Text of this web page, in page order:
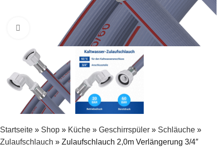
Zum Vergrößern klicken
Startseite » Shop » Küche » Geschirrspüler » Schläuche »
Zulaufschlauch » Zulaufschlauch 2,0m Verlängerung 3/4″